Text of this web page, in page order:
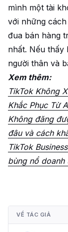
mình một tài
với những
đua bán hàng
nhất. Nếu thấy
người thân và
Xem thêm:
TikTok Không
Khắc Phục Từ
Không đăng
đâu và cách
TikTok
bùng nổ doanh
VỀ TÁC GIẢ